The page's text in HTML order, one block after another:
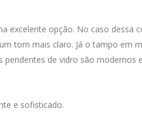
excelente opção. No caso dessa
tom mais claro. Já o tampo em
de vidro são modernos
e sofisticado.